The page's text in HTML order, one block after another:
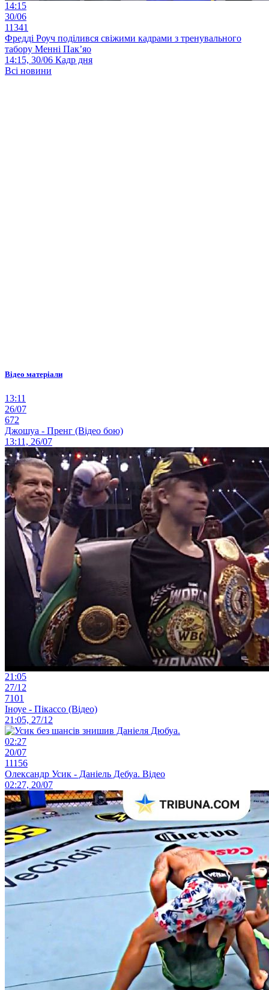
14:15
30/06
11341
Фредді Роуч поділився свіжими кадрами з тренувального
табору Менні Пак’яо
14:15, 30/06 Кадр дня
Всі новини
Відео матеріали
13:11
26/07
672
Джошуа - Пренг (Відео бою)
13:11, 26/07
21:05
27/12
7101
Іноуе - Пікассо (Відео)
21:05, 27/12
02:27
20/07
11156
Олександр Усик - Даніель Дебуа. Відео
02:27, 20/07